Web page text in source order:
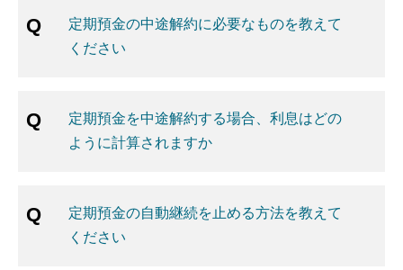
定期預金の中途解約に必要なものを教えて
ください
定期預金を中途解約する場合、利息はどの
ように計算されますか
定期預金の自動継続を止める方法を教えて
ください